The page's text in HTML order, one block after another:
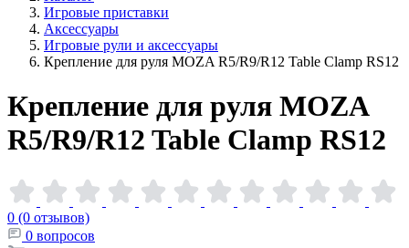
Игровые приставки
Аксессуары
Игровые рули и аксессуары
Крепление для руля MOZA R5/R9/R12 Table Clamp RS12
Крепление для руля MOZA
R5/R9/R12 Table Clamp RS12
0 (0 отзывов)
0 вопросов